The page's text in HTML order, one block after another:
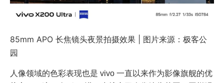
85mm APO 长焦镜头夜景拍摄效果 | 图片来源：极客公
园
人像领域的色彩表现也是 vivo 一直以来作为影像旗舰的优